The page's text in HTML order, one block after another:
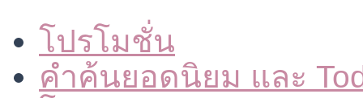
โปรโมชั่น
คำค้นยอดนิยม และ